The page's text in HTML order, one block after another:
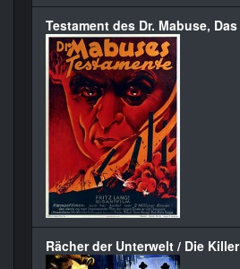
Testament des Dr. Mabuse, Das
Rächer der Unterwelt / Die Killer